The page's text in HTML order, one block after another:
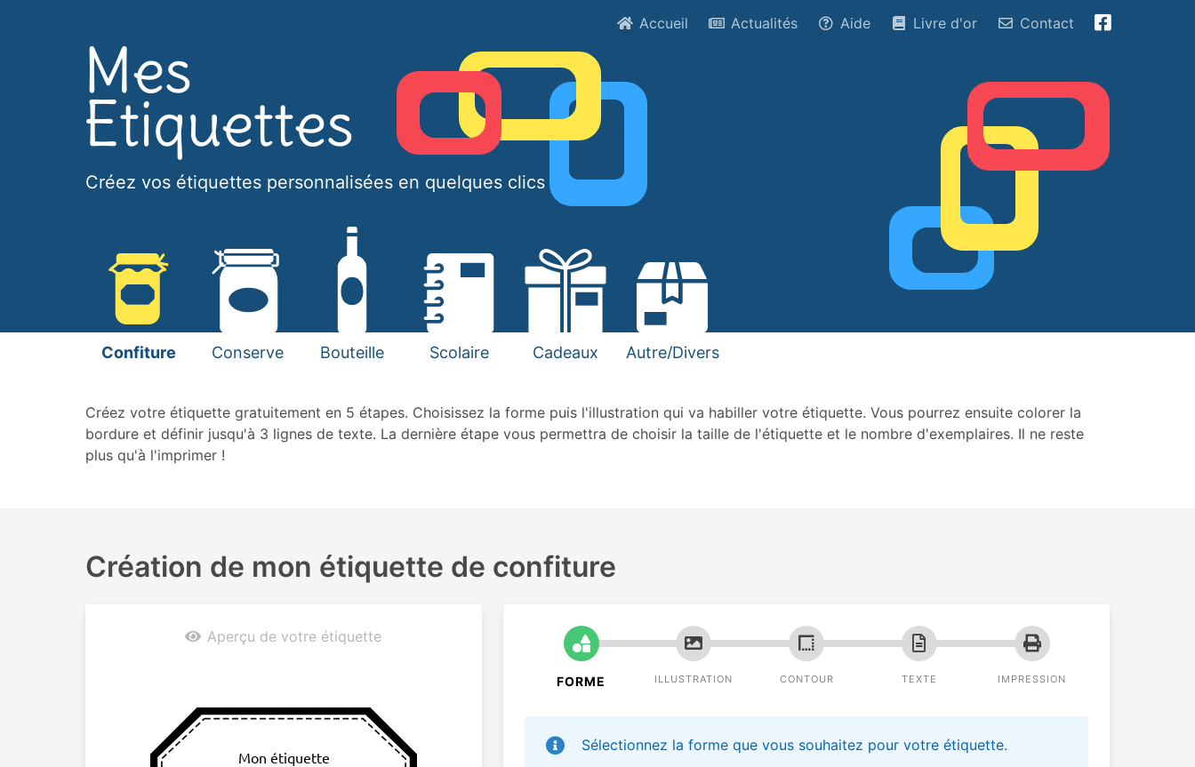
Accueil Actualités Aide Livre d'or Contact
Créez vos étiquettes personnalisées en quelques clics !
Confiture Conserve Bouteille Scolaire Cadeaux Autre/Divers
Créez votre étiquette gratuitement en 5 étapes. Choisissez la forme puis l'illustration qui va habiller votre étiquette. Vous pourrez ensuite colorer la
bordure et définir jusqu'à 3 lignes de texte. La dernière étape vous permettra de choisir la taille de l'étiquette et le nombre d'exemplaires. Il ne reste
plus qu'à l'imprimer !
Création de mon étiquette de confiture
Aperçu de votre étiquette
Mon étiquette
FORME ILLUSTRATION CONTOUR TEXTE IMPRESSION
Sélectionnez la forme que vous souhaitez pour votre étiquette.